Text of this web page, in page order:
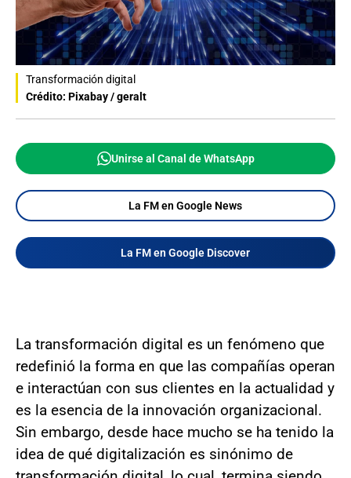
Transformación digital
Crédito: Pixabay / geralt
Unirse al Canal de WhatsApp
La FM en Google News
La FM en Google Discover
La transformación digital es un fenómeno que
redefinió la forma en que las compañías operan
e interactúan con sus clientes en la actualidad y
es la esencia de la innovación organizacional.
Sin embargo, desde hace mucho se ha tenido la
idea de qué digitalización es sinónimo de